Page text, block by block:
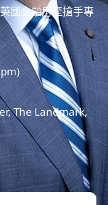
國金融房產搶手專
The Landmark,